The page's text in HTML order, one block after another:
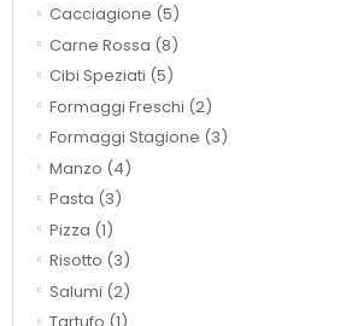
Cacciagione (5)
Carne Rossa (8)
Cibi Speziati (5)
Formaggi Freschi (2)
Formaggi Stagione (3)
Manzo (4)
Pasta (3)
Pizza (1)
Risotto (3)
Salumi (2)